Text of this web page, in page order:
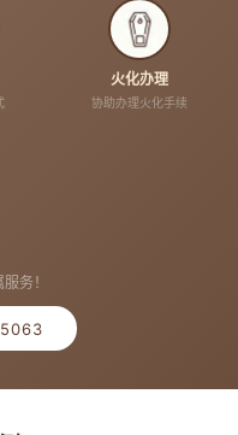
火化办理
协助办理火化手续
务！